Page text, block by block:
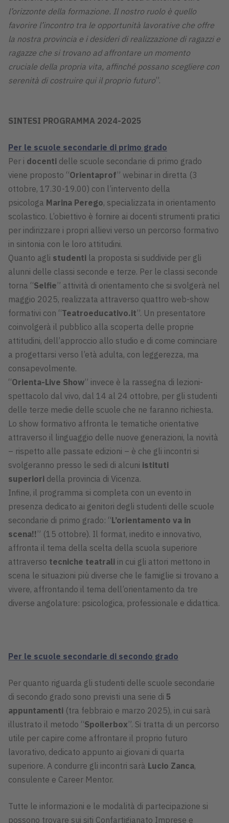
l’orizzonte della formazione. Il nostro ruolo è quello
favorire l’incontro tra le opportunità lavorative che offre
la nostra provincia e i desideri di realizzazione di ragazzi e
ragazze che si trovano ad affrontare un momento
cruciale della propria vita, affinché possano scegliere con
serenità di costruire qui il proprio futuro”.
SINTESI PROGRAMMA 2024-2025
Per le scuole secondarie di primo grado
Per i docenti delle scuole secondarie di primo grado
viene proposto “Orientaprof” webinar in diretta (3
ottobre, 17.30-19.00) con l’intervento della
psicologa Marina Perego, specializzata in orientamento
scolastico. L’obiettivo è fornire ai docenti strumenti pratici
per indirizzare i propri allievi verso un percorso formativo
in sintonia con le loro attitudini.
Quanto agli studenti la proposta si suddivide per gli
alunni delle classi seconde e terze. Per le classi seconde
torna “Selfie” attività di orientamento che si svolgerà nel
maggio 2025, realizzata attraverso quattro web-show
formativi con “Teatroeducativo.it”. Un presentatore
coinvolgerà il pubblico alla scoperta delle proprie
attitudini, dell’approccio allo studio e di come cominciare
a progettarsi verso l’età adulta, con leggerezza, ma
consapevolmente.
“Orienta-Live Show” invece è la rassegna di lezioni-
spettacolo dal vivo, dal 14 al 24 ottobre, per gli studenti
delle terze medie delle scuole che ne faranno richiesta.
Lo show formativo affronta le tematiche orientative
attraverso il linguaggio delle nuove generazioni, la novità
– rispetto alle passate edizioni – è che gli incontri si
svolgeranno presso le sedi di alcuni istituti
superiori della provincia di Vicenza.
Infine, il programma si completa con un evento in
presenza dedicato ai genitori degli studenti delle scuole
secondarie di primo grado: “L’orientamento va in
scena!!” (15 ottobre). Il format, inedito e innovativo,
affronta il tema della scelta della scuola superiore
attraverso tecniche teatrali in cui gli attori mettono in
scena le situazioni più diverse che le famiglie si trovano a
vivere, affrontando il tema dell’orientamento da tre
diverse angolature: psicologica, professionale e didattica.
Per le scuole secondarie di secondo grado
Per quanto riguarda gli studenti delle scuole secondarie
di secondo grado sono previsti una serie di 5
appuntamenti (tra febbraio e marzo 2025), in cui sarà
illustrato il metodo “Spoilerbox”. Si tratta di un percorso
utile per capire come affrontare il proprio futuro
lavorativo, dedicato appunto ai giovani di quarta
superiore. A condurre gli incontri sarà Lucio Zanca,
consulente e Career Mentor.
Tutte le informazioni e le modalità di partecipazione si
possono trovare sui siti Confartigianato Imprese e